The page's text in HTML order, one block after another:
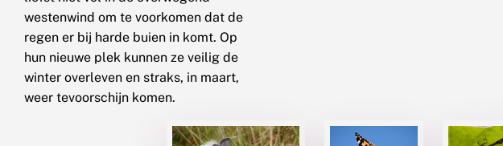
westenwind om te voorkomen dat de
regen er bij harde buien in komt. Op
hun nieuwe plek kunnen ze veilig de
winter overleven en straks, in maart,
weer tevoorschijn komen.